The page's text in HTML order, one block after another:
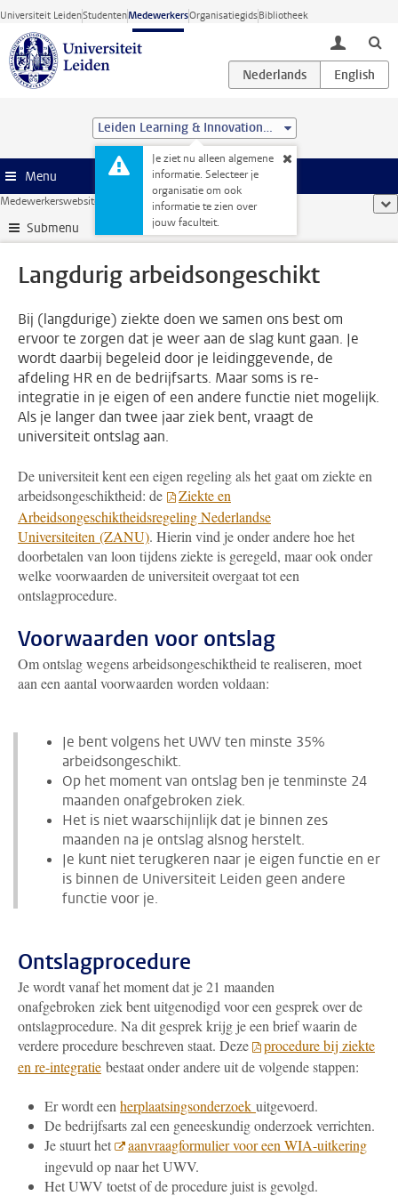
Ga direct naar de inhoud
Universiteit LeidenStudentenMedewerkersOrganisatiegidsBibliotheek
toggle
Leiden Learning & Innovation Centre
Je ziet nu alleen algemene
informatie. Selecteer je
organisatie om ook
informatie te zien over
jouw faculteit.
Menu
Medewerkerswebsite Langdurig arbeidsongeschikt
Submenu
Langdurig arbeidsongeschikt
Bij (langdurige) ziekte doen we samen ons best om
ervoor te zorgen dat je weer aan de slag kunt gaan. Je
wordt daarbij begeleid door je leidinggevende, de
afdeling HR en de bedrijfsarts. Maar soms is re-
integratie in je eigen of een andere functie niet mogelijk.
Als je langer dan twee jaar ziek bent, vraagt de
universiteit ontslag aan.
De universiteit kent een eigen regeling als het gaat om ziekte en
arbeidsongeschiktheid: de
Ziekte en
Arbeidsongeschiktheidsregeling Nederlandse
Universiteiten (ZANU). Hierin vind je onder andere hoe het
doorbetalen van loon tijdens ziekte is geregeld, maar ook onder
welke voorwaarden de universiteit overgaat tot een
ontslagprocedure.
Voorwaarden voor ontslag
Om ontslag wegens arbeidsongeschiktheid te realiseren, moet
aan een aantal voorwaarden worden voldaan:
Je bent volgens het UWV ten minste 35%
arbeidsongeschikt.
Op het moment van ontslag ben je tenminste 24
maanden onafgebroken ziek.
Het is niet waarschijnlijk dat je binnen zes
maanden na je ontslag alsnog herstelt.
Je kunt niet terugkeren naar je eigen functie en er
is binnen de Universiteit Leiden geen andere
functie voor je.
Ontslagprocedure
Je wordt vanaf het moment dat je 21 maanden
onafgebroken ziek bent uitgenodigd voor een gesprek over de
ontslagprocedure. Na dit gesprek krijg je een brief waarin de
verdere procedure beschreven staat. Deze
procedure bij ziekte
en re-integratie bestaat onder andere uit de volgende stappen:
Er wordt een herplaatsingsonderzoek uitgevoerd.
De bedrijfsarts zal een geneeskundig onderzoek verrichten.
Je stuurt het
aanvraagformulier voor een WIA-uitkering
ingevuld op naar het UWV.
Het UWV toetst of de procedure juist is gevolgd.